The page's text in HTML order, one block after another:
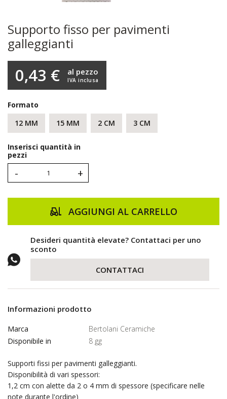
Supporto fisso per pavimenti
galleggianti
0,43 € IVA inclusa
al pezzo
Formato
12 MM
15 MM 2 CM 3 CM
Inserisci quantità in
pezzi
- +
AGGIUNGI AL CARRELLO
Desideri quantità elevate? Contattaci per uno
sconto
CONTATTACI
Informazioni prodotto
Marca
Bertolani Ceramiche
Disponibile in
8 gg
Supporti fissi per pavimenti galleggianti.
Disponibilità di vari spessori:
1,2 cm con alette da 2 o 4 mm di spessore (specificare nelle
note durante l'ordine)